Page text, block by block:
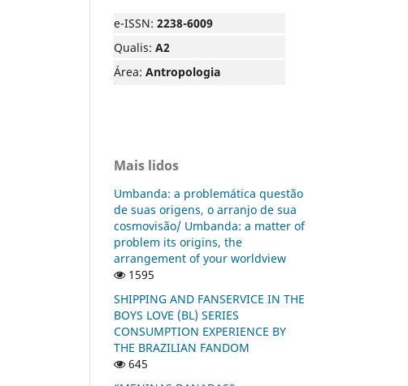
e-ISSN: 2238-6009
Qualis: A2
Área: Antropologia
Mais lidos
Umbanda: a problemática questão
de suas origens, o arranjo de sua
cosmovisão/ Umbanda: a matter of
problem its origins, the
arrangement of your worldview
1595
SHIPPING AND FANSERVICE IN THE
BOYS LOVE (BL) SERIES
CONSUMPTION EXPERIENCE BY
THE BRAZILIAN FANDOM
645